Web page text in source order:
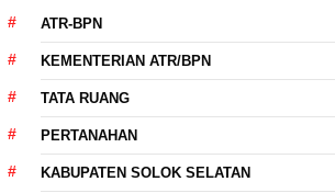
ATR-BPN
KEMENTERIAN ATR/BPN
TATA RUANG
PERTANAHAN
KABUPATEN SOLOK SELATAN